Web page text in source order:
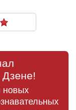
новых